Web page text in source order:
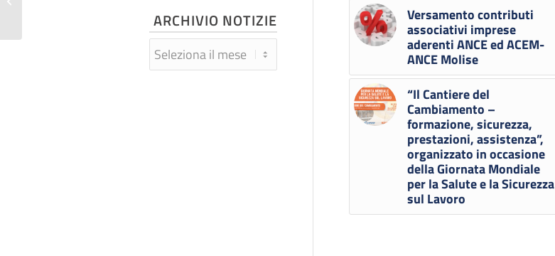
Versamento contributi
associativi imprese
aderenti ANCE ed ACEM-
ANCE Molise
“Il Cantiere del
Cambiamento –
formazione, sicurezza,
prestazioni, assistenza”,
organizzato in occasione
della Giornata Mondiale
per la Salute e la Sicurezza
sul Lavoro
ARCHIVIO NOTIZIE